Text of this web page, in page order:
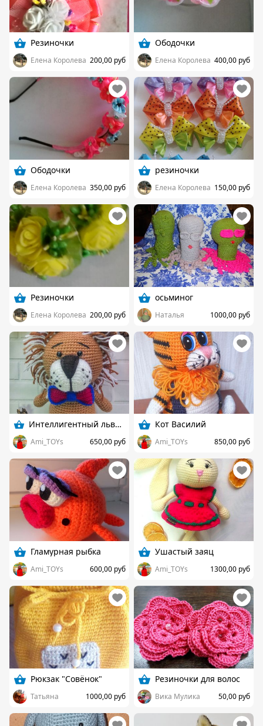
Резиночки
Елена Королева 200,00 руб
Ободочки
Елена Королева 400,00 руб
Ободочки
Елена Королева 350,00 руб
резиночки
Елена Королева 150,00 руб
Резиночки
Елена Королева 200,00 руб
осьминог
Наталья 1000,00 руб
Интеллигентный львеныш
Ami_TOYs 650,00 руб
Кот Василий
Ami_TOYs 850,00 руб
Гламурная рыбка
Ami_TOYs 600,00 руб
Ушастый заяц
Ami_TOYs 1300,00 руб
Рюкзак "Совёнок"
Татьяна 1000,00 руб
Резиночки для волос
Вика Мулика 50,00 руб